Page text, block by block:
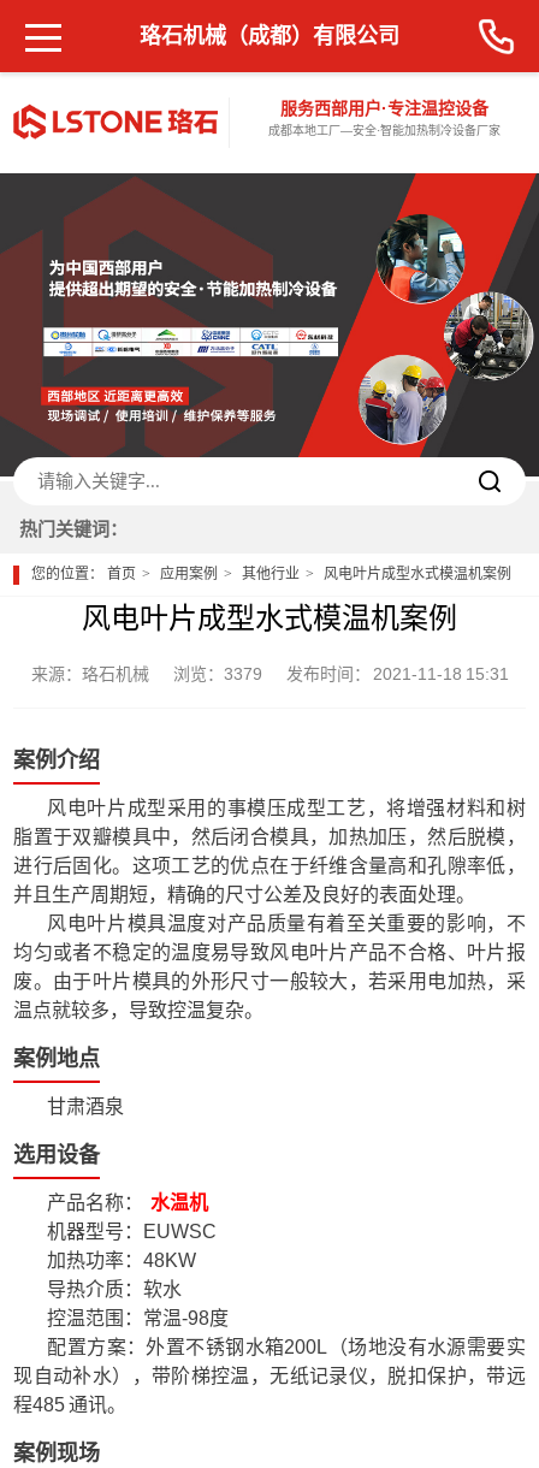
服务西部用户·专注温控设备
成都本地工厂—安全·智能加热制冷设备厂家
珞石机械（成都）有限公司
热门关键词：
您的位置：首页 应用案例 其他行业 风电叶片成型水式模温机案例
风电叶片成型水式模温机案例
来源：珞石机械 浏览：3379 发布时间： 2021-11-18 15:31
案例介绍
风电叶片成型采用的事模压成型工艺，将增强材料和树
脂置于双瓣模具中，然后闭合模具，加热加压，然后脱模，
进行后固化。这项工艺的优点在于纤维含量高和孔隙率低，
并且生产周期短，精确的尺寸公差及良好的表面处理。
风电叶片模具温度对产品质量有着至关重要的影响，不
均匀或者不稳定的温度易导致风电叶片产品不合格、叶片报
废。由于叶片模具的外形尺寸一般较大，若采用电加热，采
温点就较多，导致控温复杂。
案例地点
甘肃酒泉
选用设备
产品名称：
水温机
机器型号：EUWSC
加热功率：48KW
导热介质：软水
控温范围：常温-98度
配置方案：外置不锈钢水箱200L（场地没有水源需要实
现自动补水），带阶梯控温，无纸记录仪，脱扣保护，带远
程485 通讯。
案例现场